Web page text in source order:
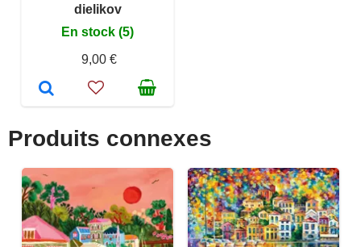
dielikov
En stock (5)
9,00 €
Produits connexes